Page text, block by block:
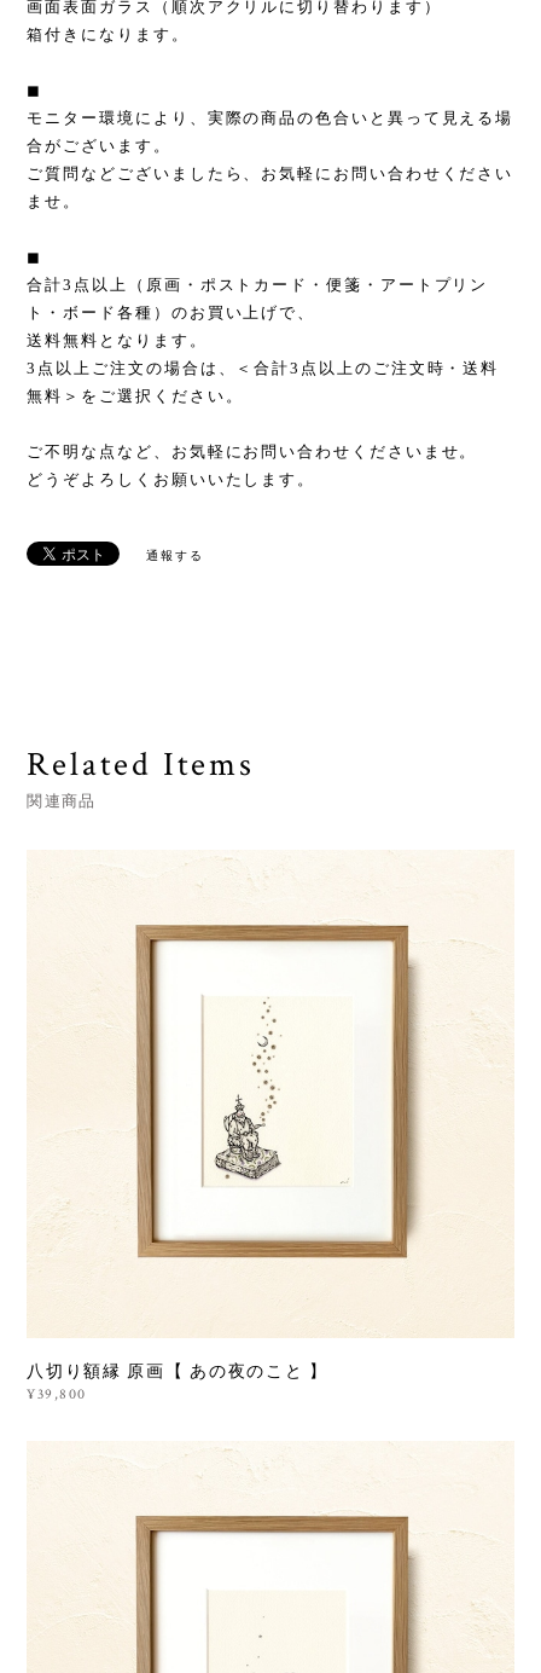
画面表面ガラス（順次アクリルに切り替わります）
箱付きになります。
◼︎
モニター環境により、実際の商品の色合いと異って見える場
合がございます。
ご質問などございましたら、お気軽にお問い合わせください
ませ。
◼︎
合計3点以上（原画・ポストカード・便箋・アートプリン
ト・ボード各種）のお買い上げで、
送料無料となります。
3点以上ご注文の場合は、＜合計3点以上のご注文時・送料
無料＞をご選択ください。
ご不明な点など、お気軽にお問い合わせくださいませ。
どうぞよろしくお願いいたします。
通報する
Related Items
関連商品
八切り額縁 原画【 あの夜のこと 】
¥39,800